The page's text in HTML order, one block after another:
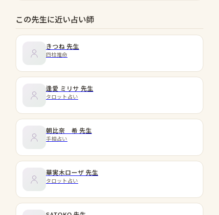
この先生に近い占い師
きつね 先生
四柱推命
逢愛 ミリサ 先生
タロット占い
朝比奈 希 先生
手相占い
華実木ローザ 先生
タロット占い